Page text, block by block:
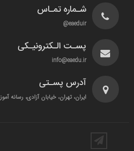
شـماره تمـاس
eaeduir@
پسـت الـکترونیـکی
info@eaedu.ir
آدرس پسـتی
ایران، تهران، خیابان آزادی، رسانه